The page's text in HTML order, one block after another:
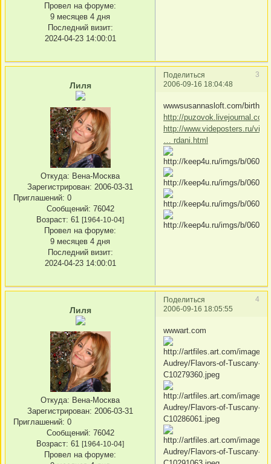
Провел на форуме:
9 месяцев 4 дня
Последний визит:
2024-04-23 14:00:01
Поделиться
3
2006-09-16 18:04:48
Лиля
Откуда: Вена-Москва
Зарегистрирован: 2006-03-31
Приглашений: 0
Сообщений: 76042
Возраст: 61 [1964-10-04]
Провел на форуме:
9 месяцев 4 дня
Последний визит:
2024-04-23 14:00:01
wwwsusannasloft.com/
http://
http://www.videposters.ru/
… rdani.html
Поделиться
4
2006-09-16 18:05:55
Лиля
Откуда: Вена-Москва
Зарегистрирован: 2006-03-31
Приглашений: 0
Сообщений: 76042
Возраст: 61 [1964-10-04]
Провел на форуме:
wwwart.com